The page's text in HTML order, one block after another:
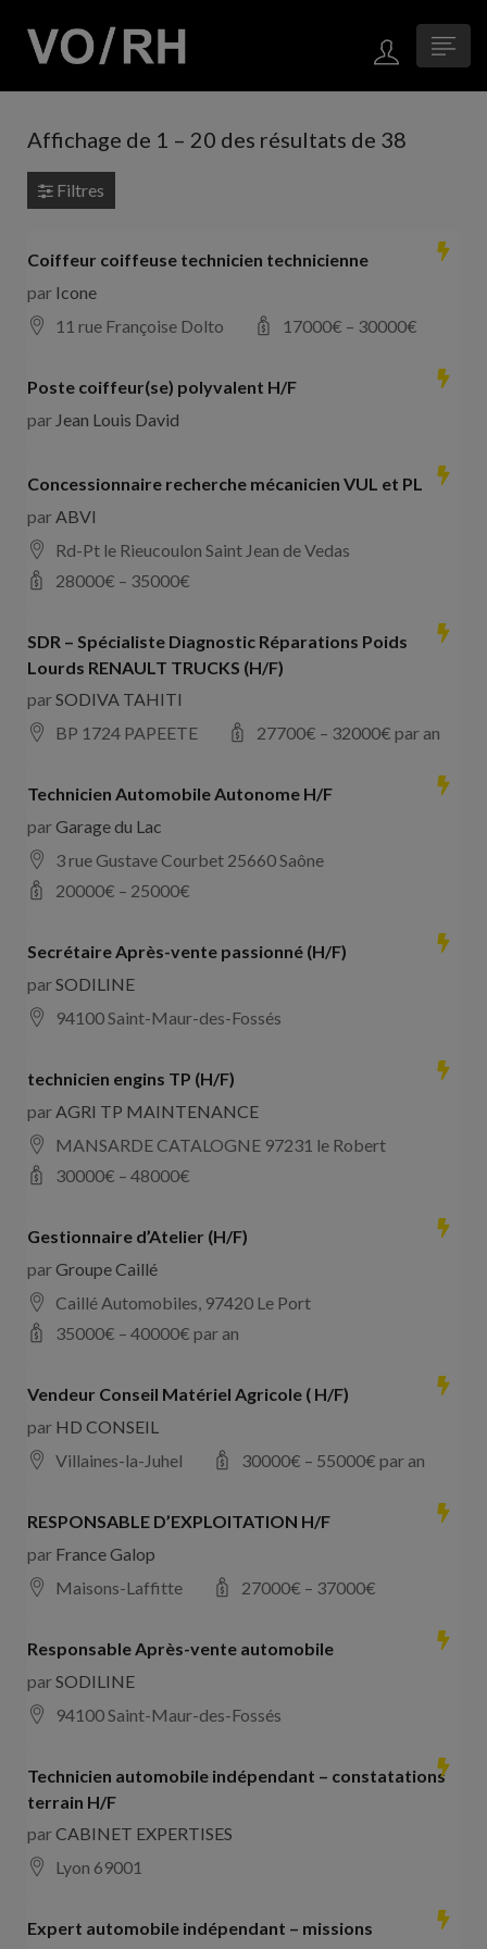
Affichage de 1 – 20 des résultats de 38
Filtres
Coiffeur coiffeuse technicien technicienne
par Icone
11 rue Françoise Dolto
17000€ – 30000€
Poste coiffeur(se) polyvalent H/F
par Jean Louis David
Concessionnaire recherche mécanicien VUL et PL
parABVI
Rd-Pt le Rieucoulon Saint Jean de Vedas
28000€ – 35000€
SDR – Spécialiste Diagnostic Réparations Poids
Lourds RENAULT TRUCKS (H/F)
parSODIVA TAHITI
BP 1724 PAPEETE
27700€ – 32000€ par an
Technicien Automobile Autonome H/F
parGarage du Lac
3 rue Gustave Courbet 25660 Saône
20000€ – 25000€
Secrétaire Après-vente passionné (H/F)
parSODILINE
94100 Saint-Maur-des-Fossés
technicien engins TP (H/F)
parAGRI TP MAINTENANCE
MANSARDE CATALOGNE 97231 le Robert
30000€ – 48000€
Gestionnaire d’Atelier (H/F)
parGroupe Caillé
Caillé Automobiles, 97420 Le Port
35000€ – 40000€ par an
Vendeur Conseil Matériel Agricole ( H/F)
par HD CONSEIL
Villaines-la-Juhel
30000€ – 55000€ par an
RESPONSABLE D’EXPLOITATION H/F
par France Galop
Maisons-Laffitte
27000€ – 37000€
Responsable Après-vente automobile
parSODILINE
94100 Saint-Maur-des-Fossés
Technicien automobile indépendant – constatations
terrain H/F
parCABINET EXPERTISES
Lyon 69001
Expert automobile indépendant – missions